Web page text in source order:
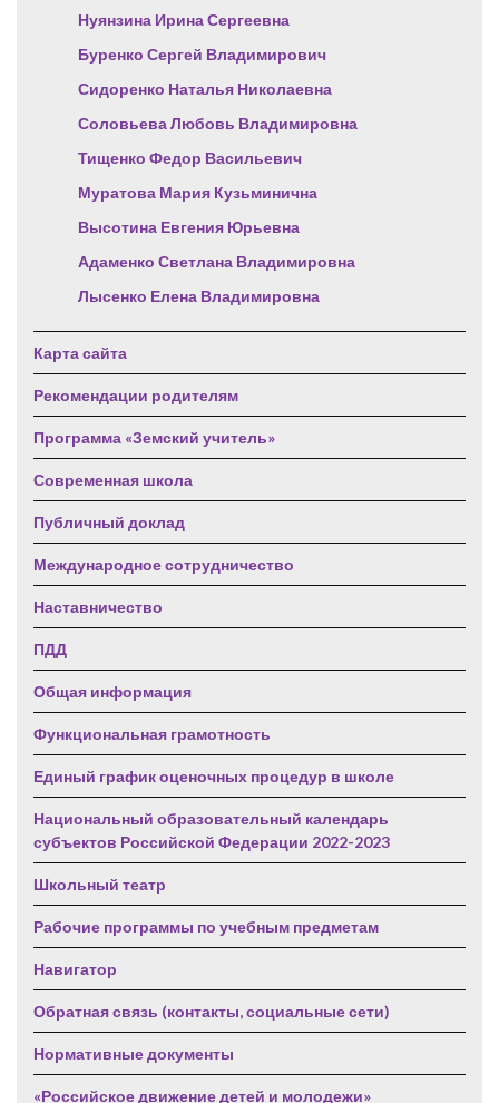
Нуянзина Ирина Сергеевна
Буренко Сергей Владимирович
Сидоренко Наталья Николаевна
Соловьева Любовь Владимировна
Тищенко Федор Васильевич
Муратова Мария Кузьминична
Высотина Евгения Юрьевна
Адаменко Светлана Владимировна
Лысенко Елена Владимировна
Карта сайта
Рекомендации родителям
Программа «Земский учитель»
Современная школа
Публичный доклад
Международное сотрудничество
Наставничество
ПДД
Общая информация
Функциональная грамотность
Единый график оценочных процедур в школе
Национальный образовательный календарь
субъектов Российской Федерации 2022-2023
Школьный театр
Рабочие программы по учебным предметам
Навигатор
Обратная связь (контакты, социальные сети)
Нормативные документы
«Российское движение детей и молодежи»